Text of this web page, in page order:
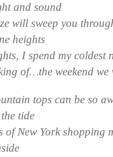
and sound
will sweep you
heights
I spend my coldest
of…the weekend we
tops can be so
tide
of New York shopping